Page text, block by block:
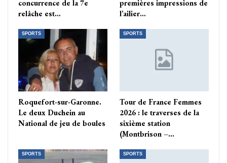
concurrence de la 7e
relâche est…
premières impressions de
l’ailier…
SPORTS
Roquefort-sur-Garonne.
Le deux Duchein au
National de jeu de boules
SPORTS
Tour de France Femmes
2026 : le traverses de la
sixième station
(Montbrison –…
SPORTS SPORTS